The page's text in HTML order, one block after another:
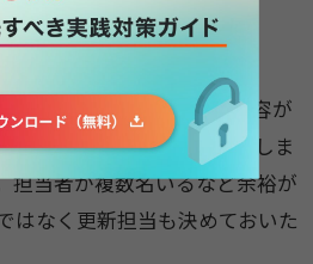
作成例をご紹介します。
がメンテナンスされず、内容が
者がFAQを使わなくなってしま
担当者が複数名いるなど余裕が
はなく更新担当も決めておいた